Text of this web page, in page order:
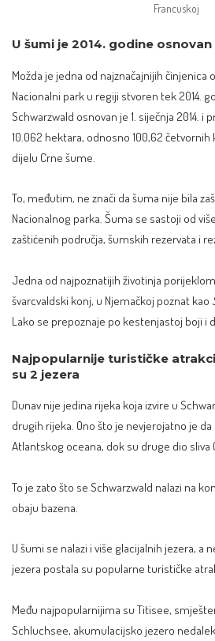
Francuskoj
U šumi je 2014. godine
Možda je jedna od najznačajnijih činjenica
Nacionalni park u regiji stvoren tek 2014.
Schwarzwald osnovan je 1. siječnja 2014. i
10.062 hektara, odnosno 100,62
dijelu Crne šume.
To, međutim, ne znači da šuma nije bila
Nacionalnog parka. Šuma se sastoji od
zaštićenih područja, šumskih rezervata i
Jedna od najpoznatijih životinja
švarcvaldski konj, u Njemačkoj poznat kao
Lako se prepoznaje po kestenjastoj boji i
Najpopularnije turističke
su 2 jezera
Dunav nije jedina rijeka koja izvire u
drugih rijeka. Ono što je nevjerojatno je
Atlantskog oceana, dok su druge dio sliva
To je zato što se Schwarzwald nalazi na
obaju bazena.
U šumi se nalazi i više glacijalnih jezera, a
jezera postala su popularne turističke
Među najpopularnijima su Titisee,
Schluchsee, akumulacijsko jezero